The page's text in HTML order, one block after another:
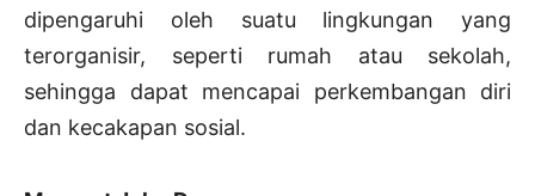
dipengaruhi oleh suatu lingkungan yang
terorganisir, seperti rumah atau sekolah,
sehingga dapat mencapai perkembangan diri
dan kecakapan sosial.